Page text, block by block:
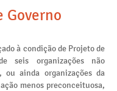
Governo
à condição de Projeto de
seis organizações não
ou ainda organizações da
menos preconceituosa,